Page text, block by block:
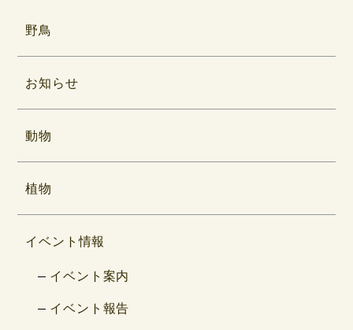
野鳥
お知らせ
動物
植物
イベント情報
イベント案内
イベント報告